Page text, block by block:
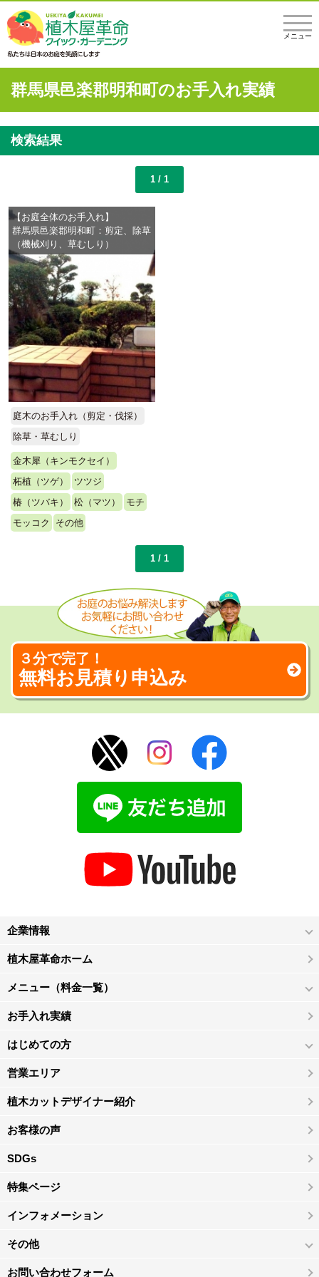
メニュー
群馬県邑楽郡明和町のお手入れ実績
検索結果
1 / 1
【お庭全体のお手入れ】
群馬県邑楽郡明和町：剪定、除草
（機械刈り、草むしり）
庭木のお手入れ（剪定・伐採）
除草・草むしり
金木犀（キンモクセイ）
柘植（ツゲ）
ツツジ
椿（ツバキ）
松（マツ）
モチ
モッコク
その他
1 / 1
３分で完了！
無料お見積り申込み
企業情報
植木屋革命ホーム
メニュー（料金一覧）
お手入れ実績
はじめての方
営業エリア
植木カットデザイナー紹介
お客様の声
SDGs
特集ページ
インフォメーション
その他
お問い合わせフォーム